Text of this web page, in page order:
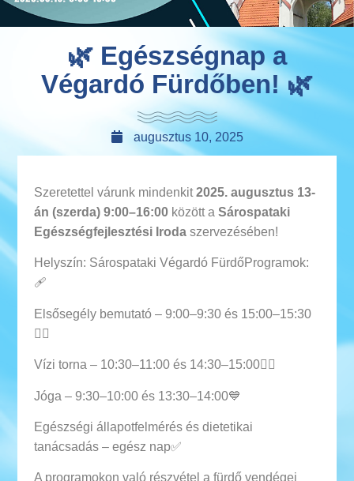
🌿 Egészségnap a
Végardó Fürdőben! 🌿
augusztus 10, 2025
Szeretettel várunk mindenkit2025. augusztus 13-
án (szerda) 9:00–16:00között a Sárospataki
Egészségfejlesztési Irodaszervezésében!
Helyszín: Sárospataki Végardó FürdőProgramok:
🩹
Elsősegély bemutató – 9:00–9:30 és 15:00–15:30
🏊‍♀️
Vízi torna – 10:30–11:00 és 14:30–15:00🧘‍♀️
Jóga – 9:30–10:00 és 13:30–14:00💙
Egészségi állapotfelmérés és dietetikai
tanácsadás – egész nap✅
A programokon való részvétel a fürdő vendégei